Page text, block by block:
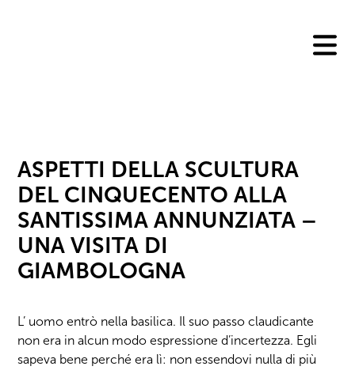
ASPETTI DELLA SCULTURA
DEL CINQUECENTO ALLA
SANTISSIMA ANNUNZIATA –
UNA VISITA DI
GIAMBOLOGNA
L’ uomo entrò nella basilica. Il suo passo claudicante
non era in alcun modo espressione d’incertezza. Egli
sapeva bene perché era lì: non essendovi nulla di più